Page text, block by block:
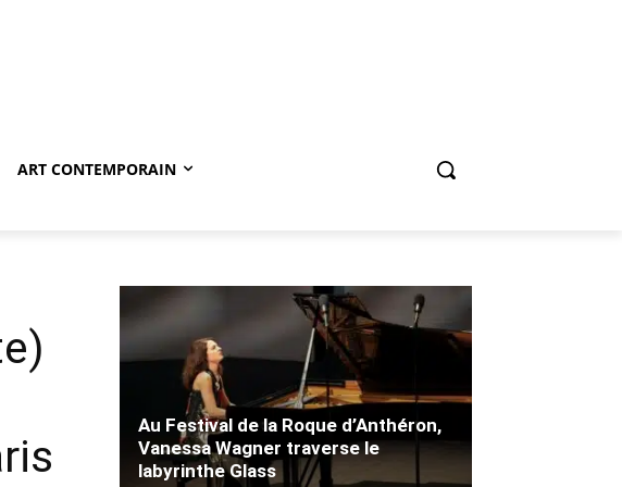
ART CONTEMPORAIN
Au Festival de la Roque d’Anthéron,
Vanessa Wagner traverse le
labyrinthe Glass